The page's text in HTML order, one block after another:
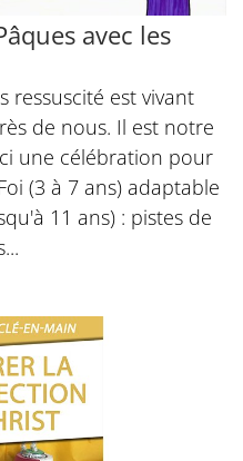
avec les
ressuscité est vivant
de nous. Il est notre
une célébration pour
(3 à 7 ans) adaptable
11 ans) : pistes de